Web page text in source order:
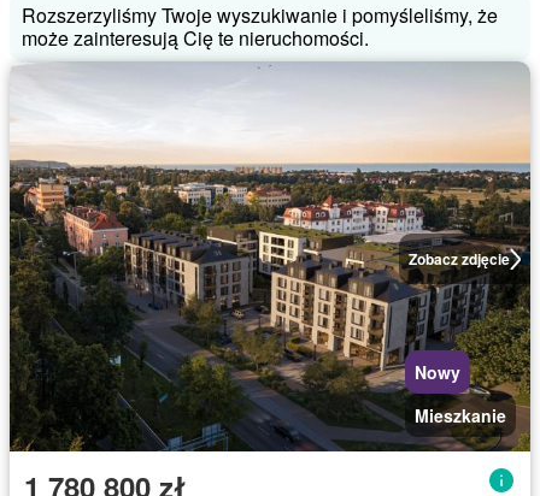
Rozszerzyliśmy Twoje wyszukiwanie i pomyśleliśmy, że
może zainteresują Cię te nieruchomości.
Zobacz zdjęcie
Nowy
Mieszkanie
1 780 800 zł